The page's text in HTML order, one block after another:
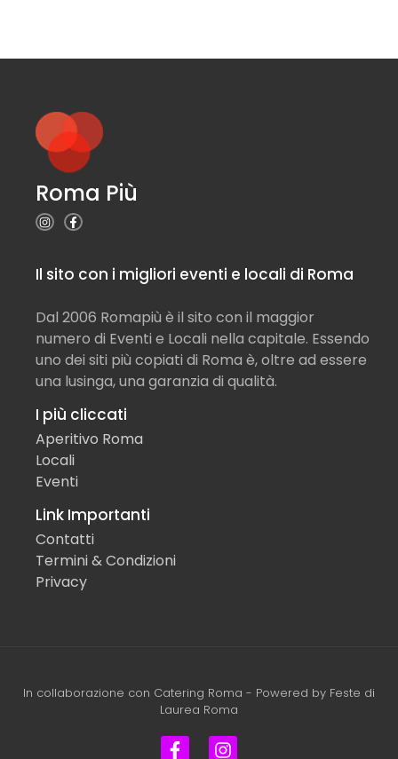
Roma Più
Il sito con i migliori eventi e locali di Roma
Dal 2006 Romapiù è il sito con il maggior
numero di Eventi e Locali nella capitale. Essendo
uno dei siti più copiati di Roma è, oltre ad essere
una lusinga, una garanzia di qualità.
I più cliccati
Aperitivo Roma
Locali
Eventi
Link Importanti
Contatti
Termini & Condizioni
Privacy
In collaborazione con Catering Roma - Powered by Feste di
Laurea Roma